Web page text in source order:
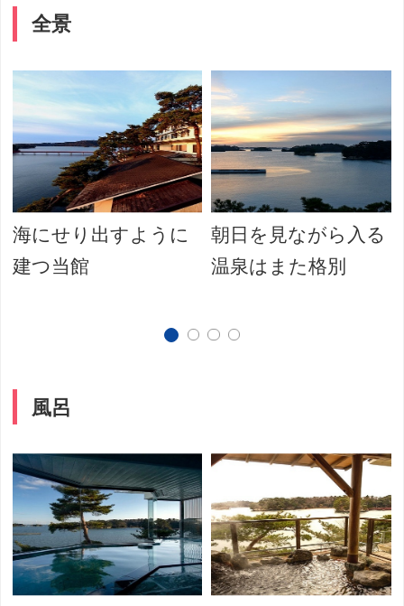
全景
海にせり出すように
建つ当館
朝日を見ながら入る
温泉はまた格別
風呂